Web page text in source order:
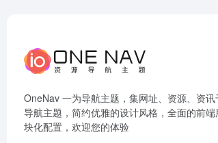
OneNav 一为导航主题，集网址、资源、资
导航主题，简约优雅的设计风格，全面的前
块化配置，欢迎您的体验